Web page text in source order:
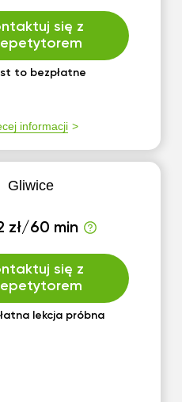
się z
to bezpłatne
informacji
Gliwice
zł/60 min
się z
lekcja próbna